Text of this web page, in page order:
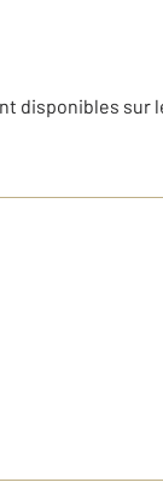
disponibles sur